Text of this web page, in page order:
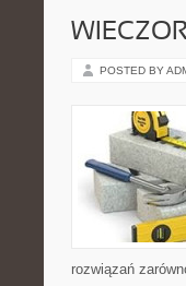
POSTED BY
rozwiązań